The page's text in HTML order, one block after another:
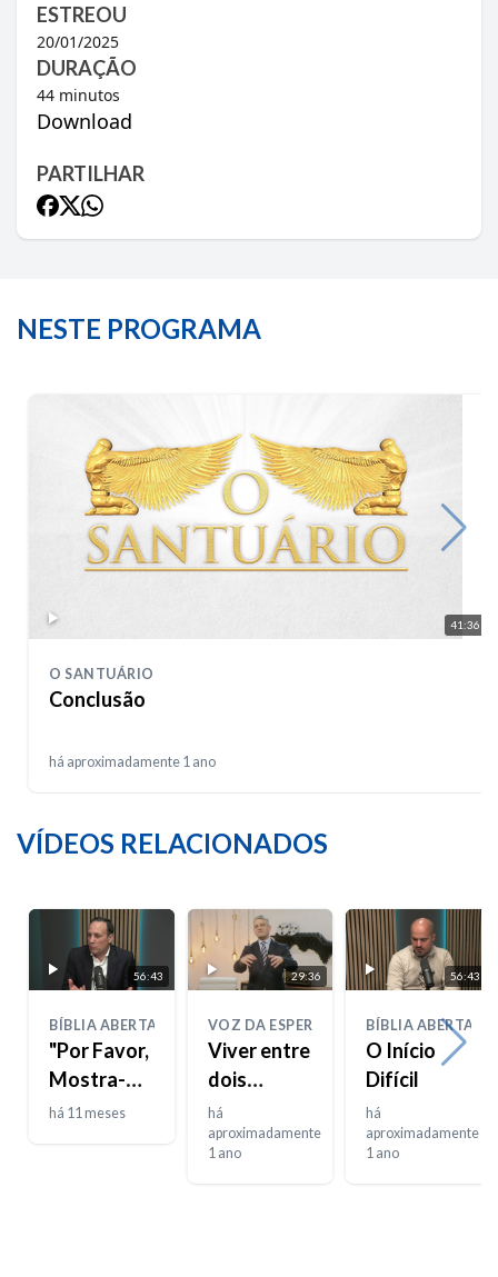
ESTREOU
20/01/2025
DURAÇÃO
44 minutos
Download
PARTILHAR
NESTE PROGRAMA
41:36
O SANTUÁRIO
Conclusão
há aproximadamente 1 ano
VÍDEOS RELACIONADOS
56:43
BÍBLIA ABERTA
"Por Favor,
Mostra-me
a Tua
há 11 meses
29:36
VOZ DA ESPERANÇA
Viver entre
dois
mundos
há
aproximadamente
1 ano
56:43
BÍBLIA ABERTA
O Início
Difícil
há
aproximadamente
1 ano